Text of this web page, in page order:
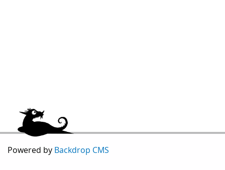
Powered by Backdrop CMS